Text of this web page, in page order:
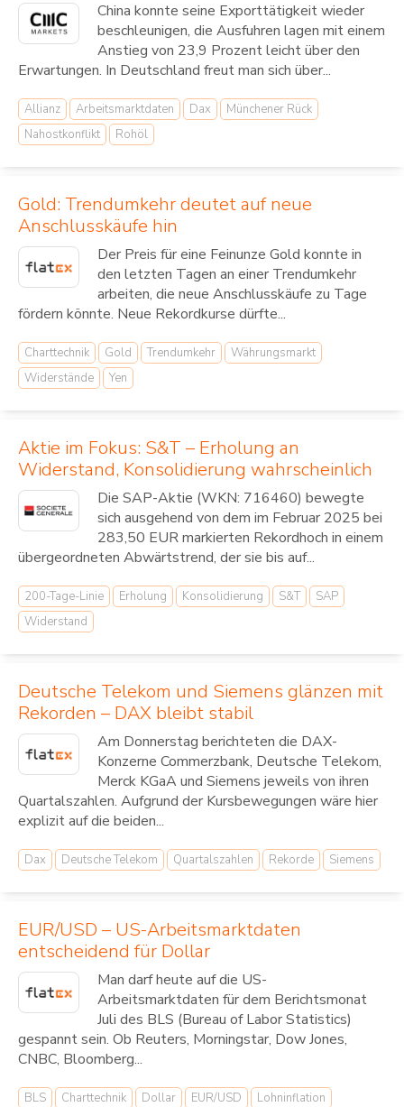
China konnte seine Exporttätigkeit wieder
beschleunigen, die Ausfuhren lagen mit einem
Anstieg von 23,9 Prozent leicht über den
Erwartungen. In Deutschland freut man sich über...
Allianz Arbeitsmarktdaten Dax
Münchener Rück
Nahostkonflikt
Rohöl
Gold: Trendumkehr deutet auf neue
Anschlusskäufe hin
Der Preis für eine Feinunze Gold konnte in
den letzten Tagen an einer Trendumkehr
arbeiten, die neue Anschlusskäufe zu Tage
fördern könnte. Neue Rekordkurse dürfte...
Charttechnik Gold Trendumkehr
Währungsmarkt
Widerstände
Yen
Aktie im Fokus: S&T – Erholung an
Widerstand, Konsolidierung wahrscheinlich
Die SAP-Aktie (WKN: 716460) bewegte
sich ausgehend von dem im Februar 2025 bei
283,50 EUR markierten Rekordhoch in einem
übergeordneten Abwärtstrend, der sie bis auf...
200-Tage-Linie Erholung Konsolidierung S&T
SAP
Widerstand
Deutsche Telekom und Siemens glänzen mit
Rekorden – DAX bleibt stabil
Am Donnerstag berichteten die DAX-
Konzerne Commerzbank, Deutsche Telekom,
Merck KGaA und Siemens jeweils von ihren
Quartalszahlen. Aufgrund der Kursbewegungen wäre hier
explizit auf die beiden...
Dax Deutsche Telekom Quartalszahlen Rekorde Siemens
EUR/USD – US-Arbeitsmarktdaten
entscheidend für Dollar
Man darf heute auf die US-
Arbeitsmarktdaten für dem Berichtsmonat
Juli des BLS (Bureau of Labor Statistics)
gespannt sein. Ob Reuters, Morningstar, Dow Jones,
CNBC, Bloomberg...
BLS Charttechnik Dollar EUR/USD
Lohninflation